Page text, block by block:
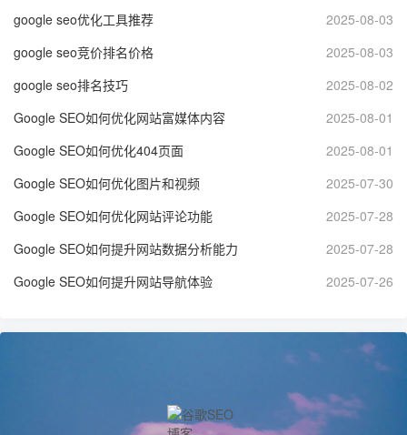
google seo优化工具推荐
2025-08-03
google seo竞价排名价格
2025-08-03
google seo排名技巧
2025-08-02
Google SEO如何优化网站富媒体内容
2025-08-01
Google SEO如何优化404页面
2025-08-01
Google SEO如何优化图片和视频
2025-07-30
Google SEO如何优化网站评论功能
2025-07-28
Google SEO如何提升网站数据分析能力
2025-07-28
Google SEO如何提升网站导航体验
2025-07-26